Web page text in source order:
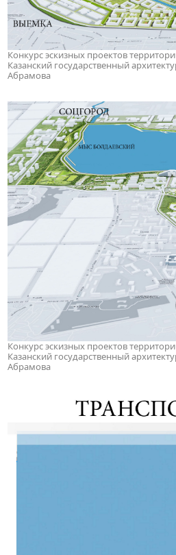
Конкурс эскизных проектов
Казанский государственный
Абрамова
Конкурс эскизных проектов
Казанский государственный
Абрамова